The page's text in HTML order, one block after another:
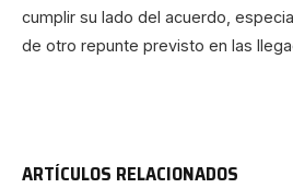
cumplir su lado del acuerdo,
de otro repunte previsto en las
ARTÍCULOS RELACIONADOS